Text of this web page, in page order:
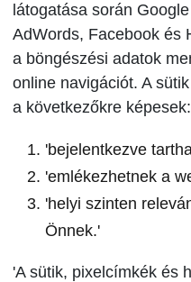
látogatása során
AdWords, Facebook és
a böngészési adatok
online navigációt. A
a következőkre
'bejelentkezve
'emlékezhetnek a
'helyi szinten
Önnek.'
'A sütik, pixelcímkék és